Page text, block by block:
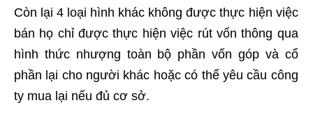
Còn lại 4 loại hình khác không được thực hiện việc
bán họ chỉ được thực hiện việc rút vốn thông qua
hình thức nhượng toàn bộ phần vốn góp và cổ
phần lại cho người khác hoặc có thể yêu cầu công
ty mua lại nếu đủ cơ sở.